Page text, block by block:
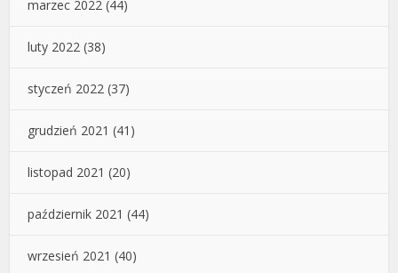
marzec 2022 (44)
luty 2022 (38)
styczeń 2022 (37)
grudzień 2021 (41)
listopad 2021 (20)
październik 2021 (44)
wrzesień 2021 (40)